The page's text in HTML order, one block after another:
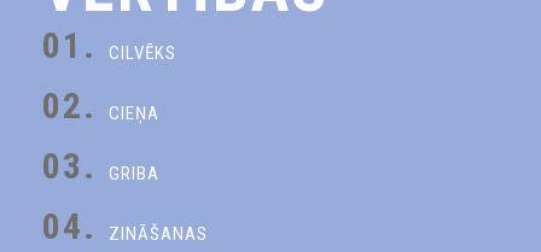
01. CILVĒKS
02. CIEŅA
03. GRIBA
04. ZINĀŠANAS